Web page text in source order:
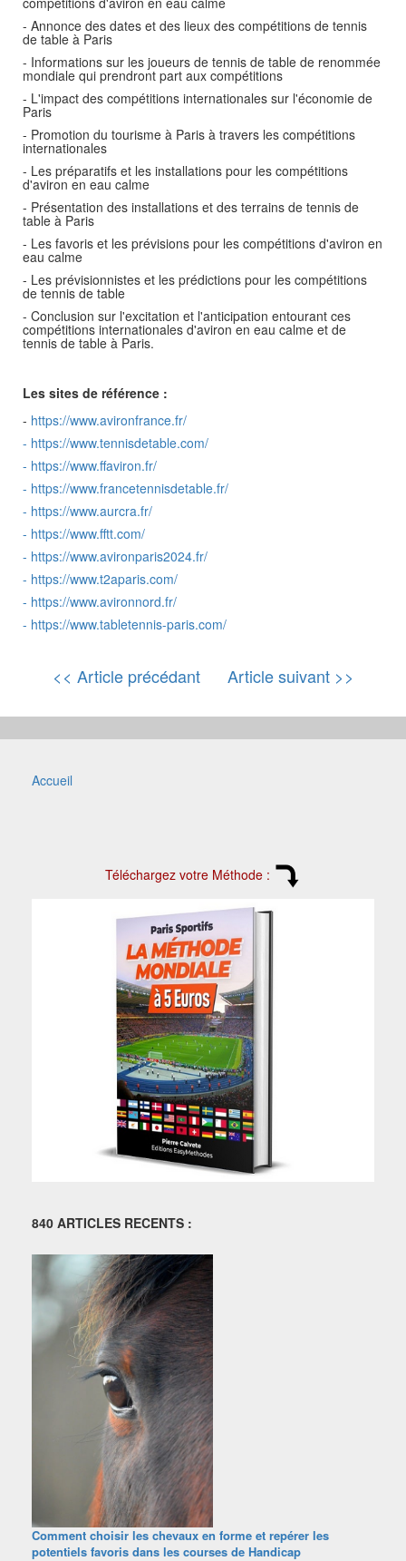
- Annonce des dates et des lieux des compétitions de tennis
de table à Paris
- Informations sur les joueurs de tennis de table de renommée
mondiale qui prendront part aux compétitions
- L'impact des compétitions internationales sur l'économie de
Paris
- Promotion du tourisme à Paris à travers les compétitions
internationales
- Les préparatifs et les installations pour les compétitions
d'aviron en eau calme
- Présentation des installations et des terrains de tennis de
table à Paris
- Les favoris et les prévisions pour les compétitions d'aviron en
eau calme
- Les prévisionnistes et les prédictions pour les compétitions
de tennis de table
- Conclusion sur l'excitation et l'anticipation entourant ces
compétitions internationales d'aviron en eau calme et de
tennis de table à Paris.
Les sites de référence :
- https://www.avironfrance.fr/
- https://www.tennisdetable.com/
- https://www.ffaviron.fr/
- https://www.francetennisdetable.fr/
- https://www.aurcra.fr/
- https://www.fftt.com/
- https://www.avironparis2024.fr/
- https://www.t2aparis.com/
- https://www.avironnord.fr/
- https://www.tabletennis-paris.com/
<< Article précédant Article suivant >>
Accueil
Téléchargez votre Méthode :
840 ARTICLES RECENTS :
Comment choisir les chevaux en forme et repérer les
potentiels favoris dans les courses de Handicap